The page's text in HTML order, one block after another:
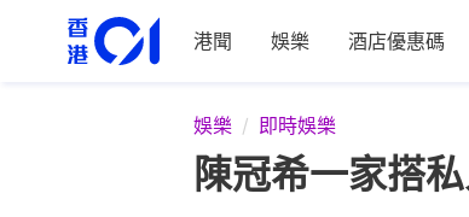
港聞 娛樂 酒店優惠碼
娛樂 即時娛樂
陳冠希一家搭